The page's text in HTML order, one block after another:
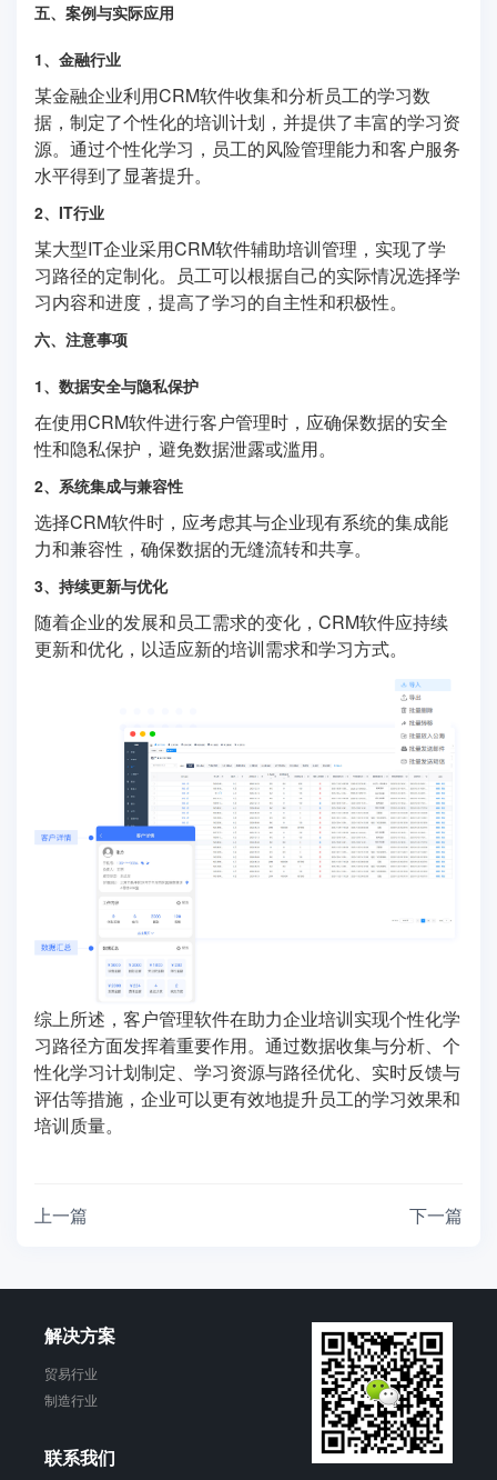
五、案例与实际应用
1、金融行业
某金融企业利用CRM软件收集和分析员工的学习数
据，制定了个性化的培训计划，并提供了丰富的学习资
源。通过个性化学习，员工的风险管理能力和客户服务
水平得到了显著提升。
2、IT行业
某大型IT企业采用CRM软件辅助培训管理，实现了学
习路径的定制化。员工可以根据自己的实际情况选择学
习内容和进度，提高了学习的自主性和积极性。
六、注意事项
1、数据安全与隐私保护
在使用CRM软件进行客户管理时，应确保数据的安全
性和隐私保护，避免数据泄露或滥用。
2、系统集成与兼容性
选择CRM软件时，应考虑其与企业现有系统的集成能
力和兼容性，确保数据的无缝流转和共享。
3、持续更新与优化
随着企业的发展和员工需求的变化，CRM软件应持续
更新和优化，以适应新的培训需求和学习方式。
综上所述，客户管理软件在助力企业培训实现个性化学
习路径方面发挥着重要作用。通过数据收集与分析、个
性化学习计划制定、学习资源与路径优化、实时反馈与
评估等措施，企业可以更有效地提升员工的学习效果和
培训质量。
上一篇 下一篇
解决方案
贸易行业
制造行业
联系我们